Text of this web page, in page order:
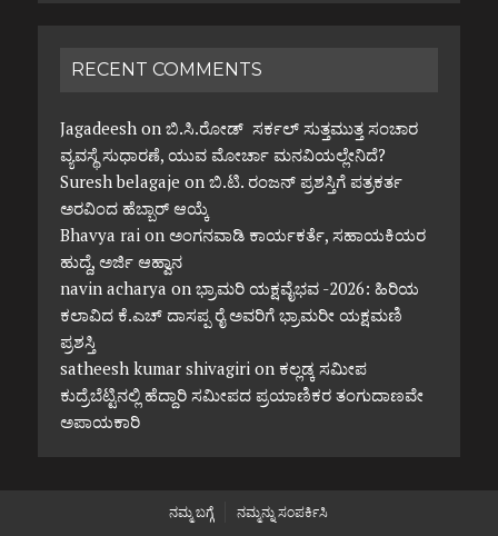
RECENT COMMENTS
Jagadeeshon ಬಿ.ಸಿ.ರೋಡ್ ಸರ್ಕಲ್ ಸುತ್ತಮುತ್ತ ಸಂಚಾರ
ವ್ಯವಸ್ಥೆ ಸುಧಾರಣೆ, ಯುವ ಮೋರ್ಚಾ ಮನವಿಯಲ್ಲೇನಿದೆ?
Suresh belagaje on ಬಿ.ಟಿ. ರಂಜನ್ ಪ್ರಶಸ್ತಿಗೆ ಪತ್ರಕರ್ತ
ಅರವಿಂದ ಹೆಬ್ಬಾರ್ ಆಯ್ಕೆ
Bhavya raion ಅಂಗನವಾಡಿ ಕಾರ್ಯಕರ್ತೆ, ಸಹಾಯಕಿಯರ
ಹುದ್ದೆ, ಅರ್ಜಿ ಆಹ್ವಾನ
navin acharya on ಭ್ರಾಮರಿ ಯಕ್ಷವೈಭವ -2026: ಹಿರಿಯ
ಕಲಾವಿದ ಕೆ.ಎಚ್ ದಾಸಪ್ಪ ರೈ ಅವರಿಗೆ ಭ್ರಾಮರೀ ಯಕ್ಷಮಣಿ
ಪ್ರಶಸ್ತಿ
satheesh kumar shivagirion ಕಲ್ಲಡ್ಕ ಸಮೀಪ
ಕುದ್ರೆಬೆಟ್ಟಿನಲ್ಲಿ ಹೆದ್ದಾರಿ ಸಮೀಪದ ಪ್ರಯಾಣಿಕರ ತಂಗುದಾಣವೇ
ಅಪಾಯಕಾರಿ
ನಮ್ಮ ಬಗ್ಗೆ ನಮ್ಮನ್ನು ಸಂಪರ್ಕಿಸಿ